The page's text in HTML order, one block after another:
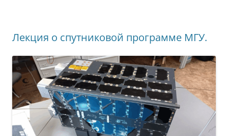
Лекция о спутниковой программе МГУ.